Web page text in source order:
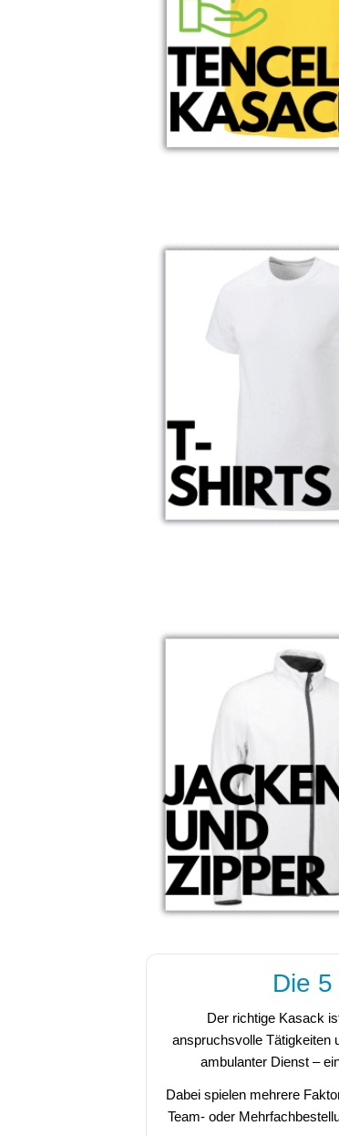
Die
Der richtige Kasack
anspruchsvolle Tätigkeiten
ambulanter Dienst –
Dabei spielen mehrere
Team- oder